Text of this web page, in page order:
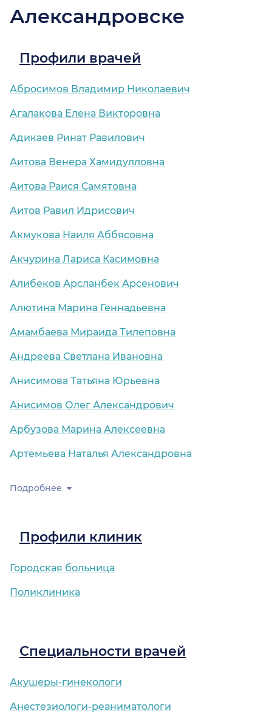
Александровске
Профили врачей
Абросимов Владимир Николаевич
Агалакова Елена Викторовна
Адикаев Ринат Равилович
Аитова Венера Хамидулловна
Аитова Раися Самятовна
Аитов Равил Идрисович
Акмукова Наиля Аббясовна
Акчурина Лариса Касимовна
Алибеков Арсланбек Арсенович
Алютина Марина Геннадьевна
Амамбаева Мираида Тилеповна
Андреева Светлана Ивановна
Анисимова Татьяна Юрьевна
Анисимов Олег Александрович
Арбузова Марина Алексеевна
Артемьева Наталья Александровна
Подробнее
Профили клиник
Городская больница
Поликлиника
Специальности врачей
Акушеры-гинекологи
Анестезиологи-реаниматологи